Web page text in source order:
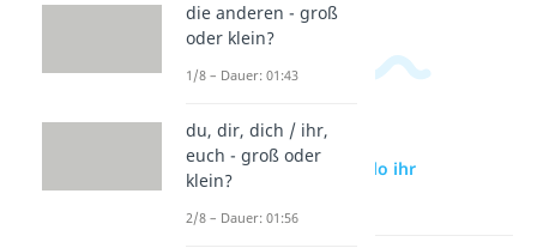
zur Videoseite: Hallo ihr
beiden/Beiden
die anderen - groß
oder klein?
1/8 – Dauer: 01:43
du, dir, dich / ihr,
euch - groß oder
klein?
2/8 – Dauer: 01:56